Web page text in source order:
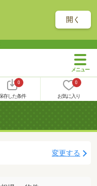
開く
0
存した条件
0
お気に入り
変更する